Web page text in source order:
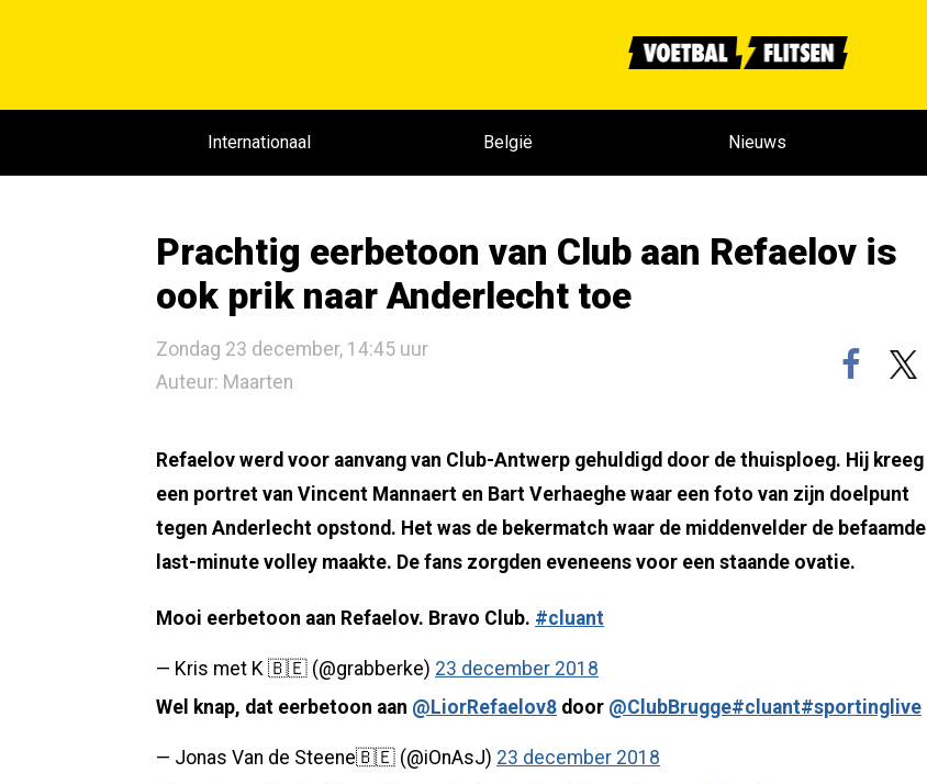
Internationaal België Nieuws
Prachtig eerbetoon van Club aan Refaelov is
ook prik naar Anderlecht toe
Zondag 23 december, 14:45 uur
Auteur: Maarten
Refaelov werd voor aanvang van Club-Antwerp gehuldigd door de thuisploeg. Hij kreeg
een portret van Vincent Mannaert en Bart Verhaeghe waar een foto van zijn doelpunt
tegen Anderlecht opstond. Het was de bekermatch waar de middenvelder de befaamde
last-minute volley maakte. De fans zorgden eveneens voor een staande ovatie.
Mooi eerbetoon aan Refaelov. Bravo Club. #cluant
— Kris met K 🇧🇪 (@grabberke) 23 december 2018
Wel knap, dat eerbetoon aan @LiorRefaelov8 door @ClubBrugge#cluant#sportinglive
— Jonas Van de Steene🇧🇪 (@iOnAsJ) 23 december 2018